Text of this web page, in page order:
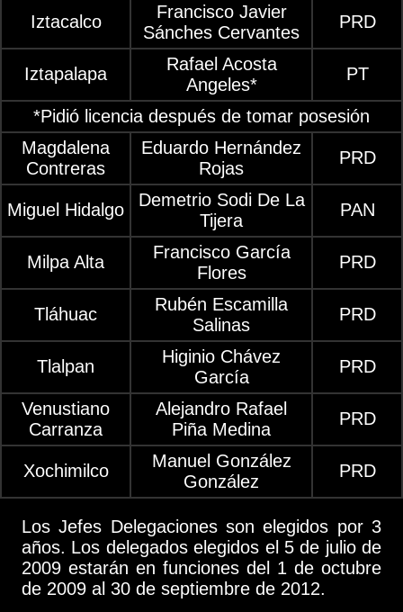
Iztacalco
Francisco Javier
Sánches Cervantes
PRD
Iztapalapa
Rafael Acosta
Angeles*
PT
*Pidió licencia después de tomar posesión
Magdalena
Contreras
Eduardo Hernández
Rojas
PRD
Miguel Hidalgo
Demetrio Sodi De La
Tijera
PAN
Milpa Alta
Francisco García
Flores
PRD
Tláhuac
Rubén Escamilla
Salinas
PRD
Tlalpan
Higinio Chávez
García
PRD
Venustiano
Carranza
Alejandro Rafael
Piña Medina
PRD
Xochimilco
Manuel González
González
PRD
Los Jefes Delegaciones son elegidos por 3
años. Los delegados elegidos el 5 de julio de
2009 estarán en funciones del 1 de octubre
de 2009 al 30 de septiembre de 2012.